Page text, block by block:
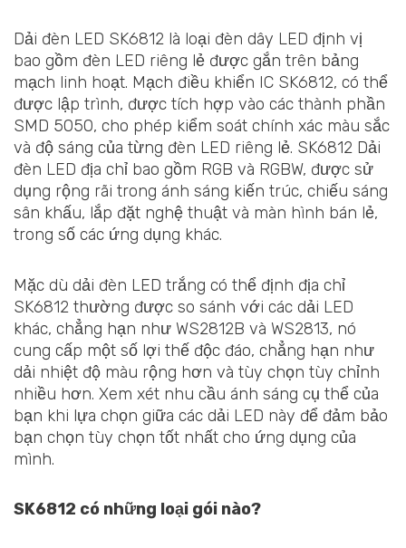
Dải đèn LED SK6812 là loại đèn dây LED định vị
bao gồm đèn LED riêng lẻ được gắn trên bảng
mạch linh hoạt. Mạch điều khiển IC SK6812, có thể
được lập trình, được tích hợp vào các thành phần
SMD 5050, cho phép kiểm soát chính xác màu sắc
và độ sáng của từng đèn LED riêng lẻ. SK6812 Dải
đèn LED địa chỉ bao gồm RGB và RGBW, được sử
dụng rộng rãi trong ánh sáng kiến trúc, chiếu sáng
sân khấu, lắp đặt nghệ thuật và màn hình bán lẻ,
trong số các ứng dụng khác.
Mặc dù dải đèn LED trắng có thể định địa chỉ
SK6812 thường được so sánh với các dải LED
khác, chẳng hạn như WS2812B và WS2813, nó
cung cấp một số lợi thế độc đáo, chẳng hạn như
dải nhiệt độ màu rộng hơn và tùy chọn tùy chỉnh
nhiều hơn. Xem xét nhu cầu ánh sáng cụ thể của
bạn khi lựa chọn giữa các dải LED này để đảm bảo
bạn chọn tùy chọn tốt nhất cho ứng dụng của
mình.
SK6812 có những loại gói nào?